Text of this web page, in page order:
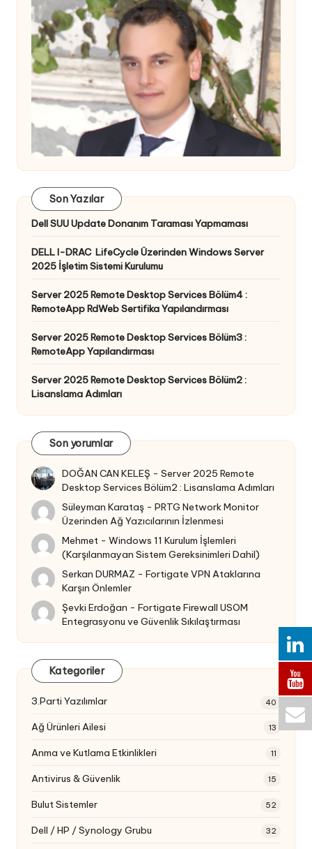
Son Yazılar
Dell SUU Update Donanım Taraması Yapmaması
DELL I-DRAC LifeCycle Üzerinden Windows Server
2025 İşletim Sistemi Kurulumu
Server 2025 Remote Desktop Services Bölüm4 :
RemoteApp RdWeb Sertifika Yapılandırması
Server 2025 Remote Desktop Services Bölüm3 :
RemoteApp Yapılandırması
Server 2025 Remote Desktop Services Bölüm2 :
Lisanslama Adımları
Son yorumlar
DOĞAN CAN KELEŞ -Server 2025 Remote
Desktop Services Bölüm2 : Lisanslama Adımları
Süleyman Karataş -PRTG Network Monitor
Üzerinden Ağ Yazıcılarının İzlenmesi
Mehmet -Windows 11 Kurulum İşlemleri
(Karşılanmayan Sistem Gereksinimleri Dahil)
Serkan DURMAZ -Fortigate VPN Ataklarına
Karşın Önlemler
Şevki Erdoğan -Fortigate Firewall USOM
Entegrasyonu ve Güvenlik Sıkılaştırması
Kategoriler
3.Parti Yazılımlar 40
Ağ Ürünleri Ailesi 13
Anma ve Kutlama Etkinlikleri 11
Antivirus & Güvenlik 15
Bulut Sistemler 52
Dell / HP / Synology Grubu 32